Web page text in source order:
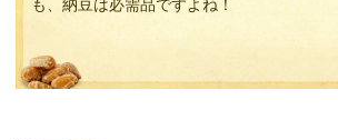
も、納豆は必需品ですよね！